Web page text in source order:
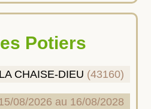
Potiers
LA CHAISE-DIEU (43160)
08/2026 au 16/08/2028